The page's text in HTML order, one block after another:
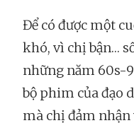
Để có được một
khó, vì chị bận…
những năm 60s-
bộ phim của đạo
mà chị đảm